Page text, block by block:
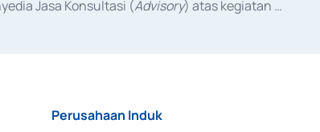
Jasa Konsultasi (Advisory) atas kegiatan
Perusahaan Induk